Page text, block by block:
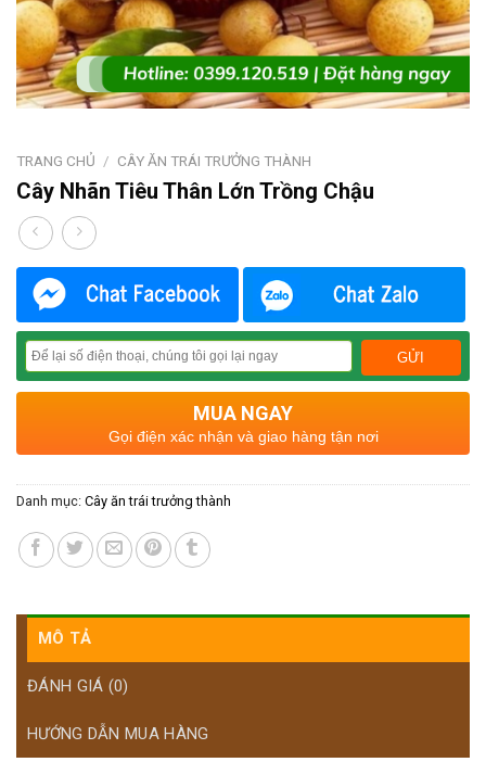
TRANG CHỦ / CÂY ĂN TRÁI TRƯỞNG THÀNH
Cây Nhãn Tiêu Thân Lớn Trồng Chậu
MUA NGAY
Gọi điện xác nhận và giao hàng tận nơi
Danh mục: Cây ăn trái trưởng thành
MÔ TẢ
ĐÁNH GIÁ (0)
HƯỚNG DẪN MUA HÀNG